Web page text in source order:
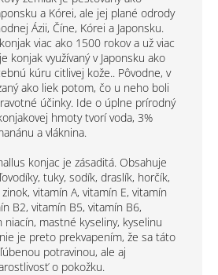
a Kórei, ale jej plané odrody
Ázii, Číne, Kórei a Japonsku.
viac ako 1500 rokov a už viac
konjak využívaný v Japonsku ako
kúru citlivej kože.. Pôvodne, v
ako liek potom, čo u neho boli
účinky. Ide o úplne prírodný
hmoty tvorí voda, 3%
a vláknina.
konjac je zásaditá. Obsahuje
tuky, sodík, draslík, horčík,
vitamín A, vitamín E, vitamín
B2, vitamín B5, vitamín B6,
niacín, mastné kyseliny, kyselinu
je preto prekvapením, že sa táto
potravinou, ale aj
o pokožku.